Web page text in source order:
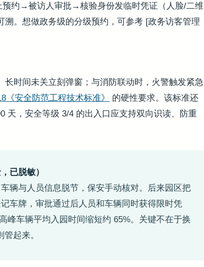
预约→被访人审批→核验身份发临时凭证（人脸/二维
。想做政务级的分级预约，可参考 [政务访客管理
时间未关立刻弹窗；与消防联动时，火警触发紧急
《安全防范工程技术标准》
的硬性要求。该标准还
天，安全等级 3/4 的出入口应支持双向识读、防重
已脱敏）
辆与人员信息脱节，保安手动核对。后来园区把
车牌，审批通过后人员和车辆同时获得限时凭
峰车辆平均入园时间缩短约 65%。关键不在于换
起来。